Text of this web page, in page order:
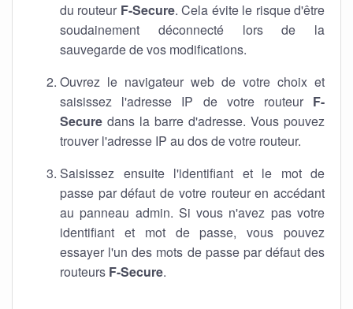
du routeur F-Secure. Cela évite le risque d'être
soudainement déconnecté lors de la
sauvegarde de vos modifications.
Ouvrez le navigateur web de votre choix et
saisissez l'adresse IP de votre routeur F-
Secure dans la barre d'adresse. Vous pouvez
trouver l'adresse IP au dos de votre routeur.
Saisissez ensuite l'identifiant et le mot de
passe par défaut de votre routeur en accédant
au panneau admin. Si vous n'avez pas votre
identifiant et mot de passe, vous pouvez
essayer l'un des mots de passe par défaut des
routeurs F-Secure.